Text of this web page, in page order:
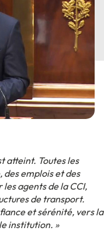
atteint. Toutes les
des emplois et des
agents de la CCI,
de transport.
et sérénité, vers la
institution. »